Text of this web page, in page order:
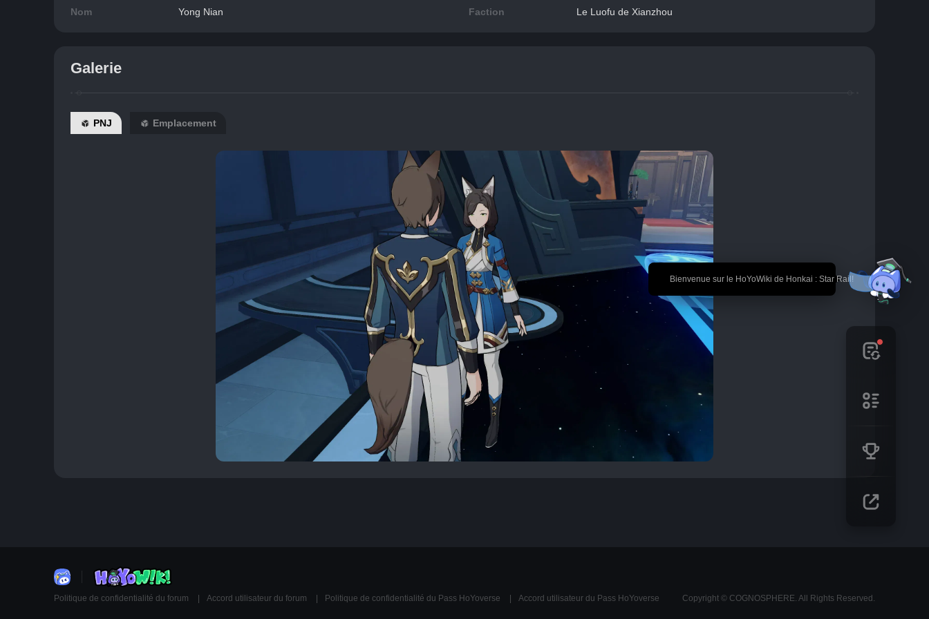
🎉 Bienvenue sur le HoYoWiki de Honkai : Star Rail!
Nom Yong Nian Faction Le Luofu de Xianzhou
Galerie
PNJ Emplacement
Politique de confidentialité du forum Accord utilisateur du forum Politique de confidentialité du Pass HoYoverse Accord utilisateur du Pass HoYoverse Copyright © COGNOSPHERE. All Rights Reserved.